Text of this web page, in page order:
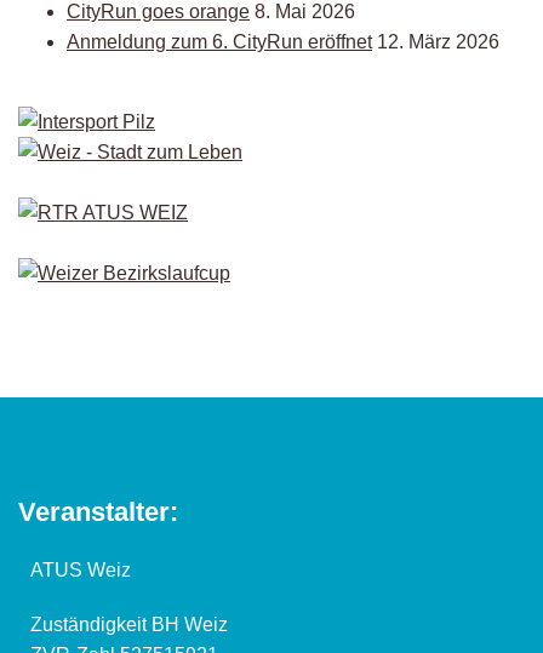
CityRun goes orange 8. Mai 2026
Anmeldung zum 6. CityRun eröffnet 12. März 2026
Veranstalter:
ATUS Weiz
Zuständigkeit BH Weiz